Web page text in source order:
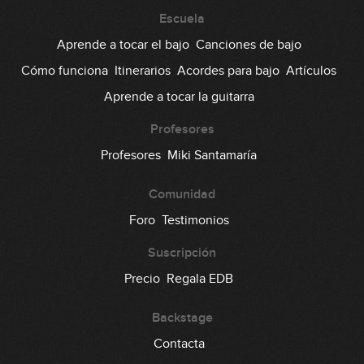
05:28
#38: Slap Groove en Em
#39: Fingerstyle Groove en Dm
#40: Fingerstyle Groove en Gm
Escuela
Aprende a tocar el bajo Canciones de bajo
Cómo funciona Itinerarios Acordes para bajo Artículos
Aprende a tocar la guitarra
Profesores
Profesores Miki Santamaría
Comunidad
Foro Testimonios
Suscripción
Precio Regala EDB
Backstage
Contacta